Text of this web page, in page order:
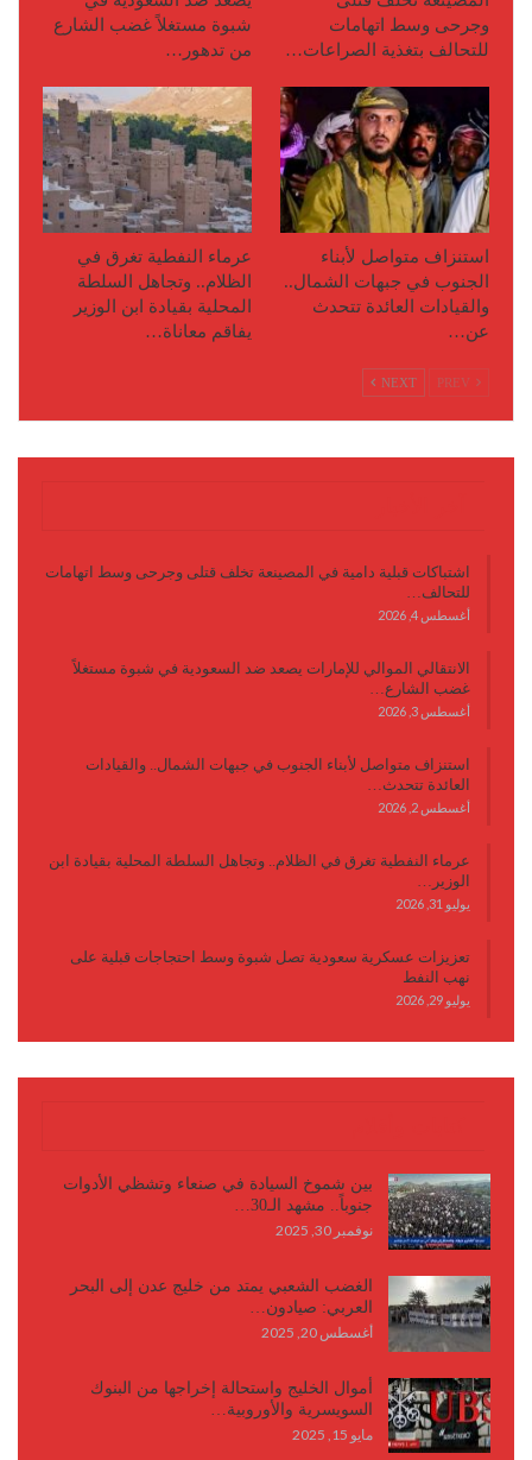
وجرحى وسط اتهامات
للتحالف بتغذية الصراعات…
شبوة مستغلاً غضب الشارع
من تدهور…
استنزاف متواصل لأبناء
الجنوب في جبهات الشمال..
والقيادات العائدة تتحدث
عن…
عرماء النفطية تغرق في
الظلام.. وتجاهل السلطة
المحلية بقيادة ابن الوزير
يفاقم معاناة…
NEXT
اشتباكات قبلية دامية في المصينعة تخلف قتلى وجرحى وسط اتهامات
للتحالف…
أغسطس 4, 2026
الانتقالي الموالي للإمارات يصعد ضد السعودية في شبوة مستغلاً
غضب الشارع…
أغسطس 3, 2026
استنزاف متواصل لأبناء الجنوب في جبهات الشمال.. والقيادات
العائدة تتحدث…
أغسطس 2, 2026
عرماء النفطية تغرق في الظلام.. وتجاهل السلطة المحلية بقيادة ابن
الوزير…
يوليو 31, 2026
تعزيزات عسكرية سعودية تصل شبوة وسط احتجاجات قبلية على
نهب النفط
يوليو 29, 2026
بين شموخ السيادة في صنعاء وتشظي الأدوات
جنوباً.. مشهد الـ30…
نوفمبر 30, 2025
الغضب الشعبي يمتد من خليج عدن إلى البحر
العربي: صيادون…
أغسطس 20, 2025
أموال الخليج واستحالة إخراجها من البنوك
السويسرية والأوروبية…
مايو 15, 2025